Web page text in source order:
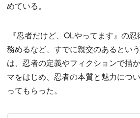
めている。
『忍者だけど、OLやってます』の
務めるなど、すでに親交のあるとい
は、忍者の定義やフィクションで描
マをはじめ、忍者の本質と魅力につ
ってもらった。